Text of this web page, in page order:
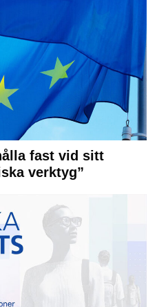
fast vid sitt
verktyg”